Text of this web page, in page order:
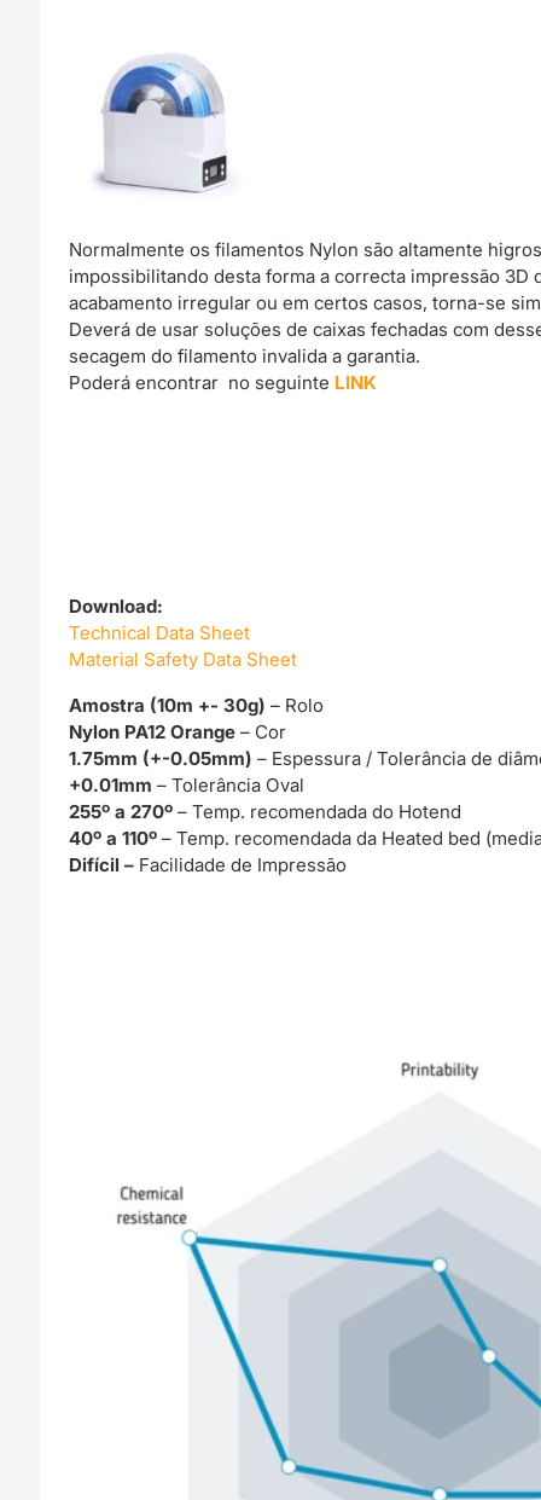
Normalmente os filamentos Nylon são altamente
impossibilitando desta forma a correcta impressão
acabamento irregular ou em certos casos, torna-se
Deverá de usar soluções de caixas fechadas com
secagem do filamento invalida a garantia.
Poderá encontrar no seguinte LINK
Download:
Technical Data Sheet
Material Safety Data Sheet
Amostra (10m +- 30g) – Rolo
Nylon PA12 Orange– Cor
1.75mm (+-0.05mm)– Espessura / Tolerância de
+0.01mm– Tolerância Oval
255º a 270º– Temp. recomendada do Hotend
40º a 110º– Temp. recomendada da Heated bed
Difícil – Facilidade de Impressão